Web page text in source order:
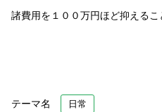
諸費用を１００万円ほど抑えるこ
テーマ名 日常